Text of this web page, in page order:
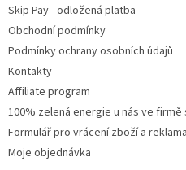
Skip Pay - odložená platba
Obchodní podmínky
Podmínky ochrany osobních údajů
Kontakty
Affiliate program
100% zelená energie u nás ve firmě
Formulář pro vrácení zboží a
Moje objednávka